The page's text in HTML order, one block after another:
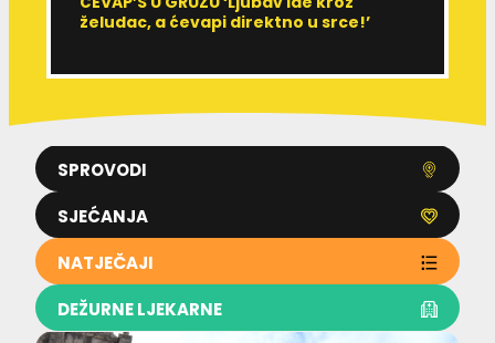
SPROVODI
SJEĆANJA
NATJEČAJI
DEŽURNE LJEKARNE
želudac, a ćevapi direktno u srce!’